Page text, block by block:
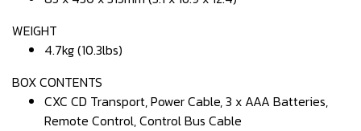
WEIGHT
4.7kg (10.3lbs)
BOX CONTENTS
CXC CD Transport, Power Cable, 3 x AAA Batteries,
Remote Control, Control Bus Cable